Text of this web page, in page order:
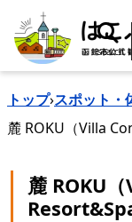
search
トップ›スポット・
麓 ROKU（Villa
麓 ROKU